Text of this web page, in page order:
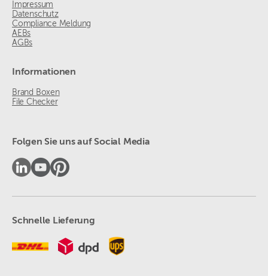
Impressum
Datenschutz
Compliance Meldung
AEBs
AGBs
Informationen
Brand Boxen
File Checker
Folgen Sie uns auf Social Media
Schnelle Lieferung